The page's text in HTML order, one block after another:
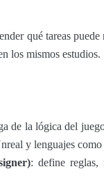
qué tareas
los mismos estudios.
de la lógica del
y lenguajes
: define reglas,